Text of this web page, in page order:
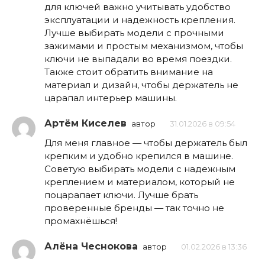
для ключей важно учитывать удобство
эксплуатации и надежность крепления.
Лучше выбирать модели с прочными
зажимами и простым механизмом, чтобы
ключи не выпадали во время поездки.
Также стоит обратить внимание на
материал и дизайн, чтобы держатель не
царапал интерьер машины.
Артём Киселев автор 31.01.2026 в 09:54
Для меня главное — чтобы держатель был
крепким и удобно крепился в машине.
Советую выбирать модели с надежным
креплением и материалом, который не
поцарапает ключи. Лучше брать
проверенные бренды — так точно не
промахнёшься!
Алёна Чеснокова автор 01.02.2026 в 13:36